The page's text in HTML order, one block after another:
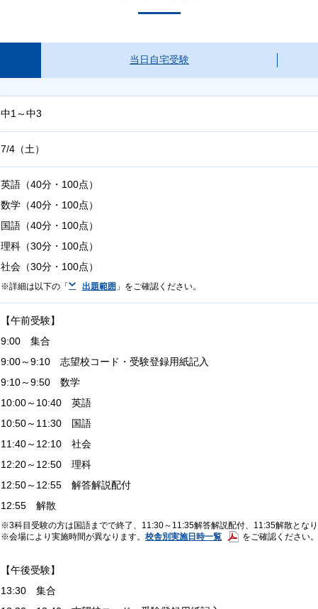
当日自宅受験
中1～中3
7/4（土）
英語（40分・100点）
数学（40分・100点）
国語（40分・100点）
理科（30分・100点）
社会（30分・100点）
詳細は以下の「 出題範囲 」をご確認ください。
【午前受験】
9:00 集合
9:00～9:10 志望校コード・受験登録用紙記入
9:10～9:50 数学
10:00～10:40 英語
10:50～11:30 国語
11:40～12:10 社会
12:20～12:50 理科
12:50～12:55 解答解説配付
12:55 解散
3科目受験の方は国語までで終了、11:30～11:35解答解説配付、11:35解散となり
会場により実施時間が異なります。 校舎別実施日時一覧 をご確認ください。
【午後受験】
13:30 集合